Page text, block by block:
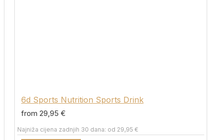
6d Sports Nutrition Sports Drink
from 29,95 €
Najniža cijena zadnjih 30 dana: od 29,95 €